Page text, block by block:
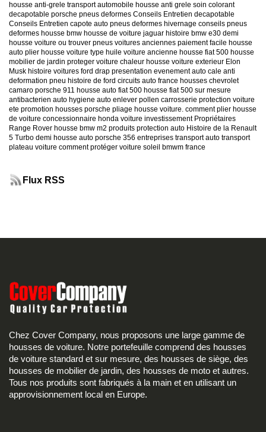
housse anti-grele transport automobile housse anti grele soin colorant
decapotable porsche pneus deformes Conseils Entretien decapotable
Conseils Entretien capote auto pneus deformes hivernage conseils pneus
deformes housse bmw housse de voiture jaguar histoire bmw e30 demi
housse voiture ou trouver pneus voitures anciennes paiement facile housse
auto plier housse voiture type huile voiture ancienne housse fiat 500 housse
mobilier de jardin proteger voiture chaleur housse voiture exterieur Elon
Musk histoire voitures ford drap presentation evenement auto cale anti
deformation pneu histoire de ford circuits auto france housses chevrolet
camaro porsche 911 housse auto fiat 500 housse fiat 500 sur mesure
antibacterien auto hygiene auto enlever pollen carrosserie protection voiture
ete promotion housses porsche pliage housse voiture. comment plier housse
de voiture concessionnaire honda voiture investissement Propriétaires
Range Rover housse bmw m2 produits protection auto Histoire de la Renault
5 Turbo demi housse auto porsche 356 entreprises transport auto transport
plateau voiture comment protéger voiture soleil bmwm france
Flux RSS
Chez Cover Company, nous proposons une large gamme de
housses de voiture. Notre portefeuille comprend des housses
de voiture standard et sur mesure, des housses de siège, des
housses de mobilier de jardin, des housses de moto et autres.
Tous nos produits sont fabriqués à la main et en utilisant un
approvisionnement local en Europe.